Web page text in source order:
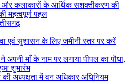
कलाकारों के आर्थिक सशक्तीकरण की
महत्वपूर्ण पहल
एवं सुशासन के लिए जमीनी स्तर पर करें
अपनी माँ के नाम पर लगाया पीपल का पौधा,
शुभारंभ
की अध्यक्षता में वन अधिकार अधिनियम